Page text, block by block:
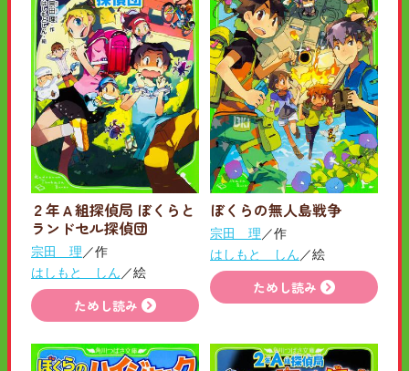
２年Ａ組探偵局 ぼくらと
ランドセル探偵団
宗田 理 ／作
はしもと しん ／絵
ためし読み
ぼくらの無人島戦争
宗田 理 ／作
はしもと しん ／絵
ためし読み